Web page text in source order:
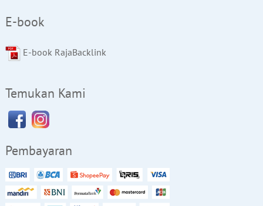
E-book
E-book RajaBacklink
Temukan Kami
Pembayaran